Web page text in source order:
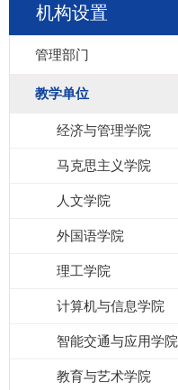
机构设置
管理部门
教学单位
经济与管理学院
马克思主义学院
人文学院
外国语学院
理工学院
计算机与信息学院
智能交通与应用学院
教育与艺术学院